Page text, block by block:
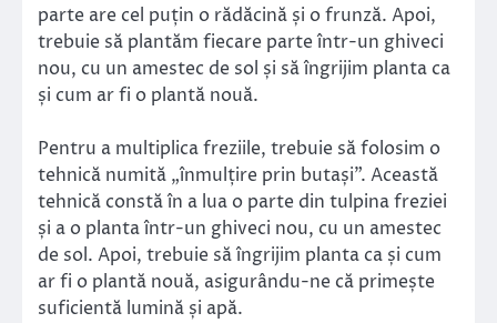
parte are cel puțin o rădăcină și o frunză. Apoi,
trebuie să plantăm fiecare parte într-un ghiveci
nou, cu un amestec de sol și să îngrijim planta ca
și cum ar fi o plantă nouă.
Pentru a multiplica freziile, trebuie să folosim o
tehnică numită „înmulțire prin butași”. Această
tehnică constă în a lua o parte din tulpina freziei
și a o planta într-un ghiveci nou, cu un amestec
de sol. Apoi, trebuie să îngrijim planta ca și cum
ar fi o plantă nouă, asigurându-ne că primește
suficientă lumină și apă.